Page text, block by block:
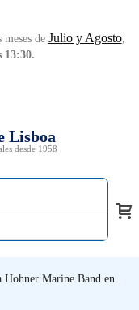
de Julio y Agosto,
13:30.
Lisboa
desde 1958
Hohner Marine Band en